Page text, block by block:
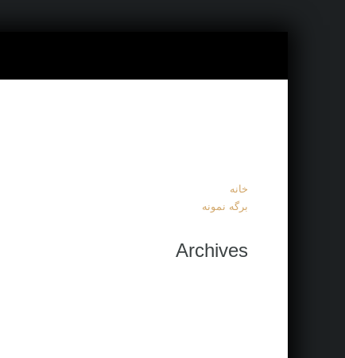
خانه
برگه نمونه
Archives